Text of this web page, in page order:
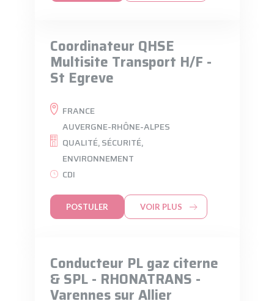
Coordinateur QHSE
Multisite Transport H/F -
St Egreve
FRANCE
AUVERGNE-RHÔNE-ALPES
QUALITÉ, SÉCURITÉ,
ENVIRONNEMENT
CDI
POSTULER VOIR PLUS
Conducteur PL gaz citerne
& SPL - RHONATRANS -
Varennes sur Allier